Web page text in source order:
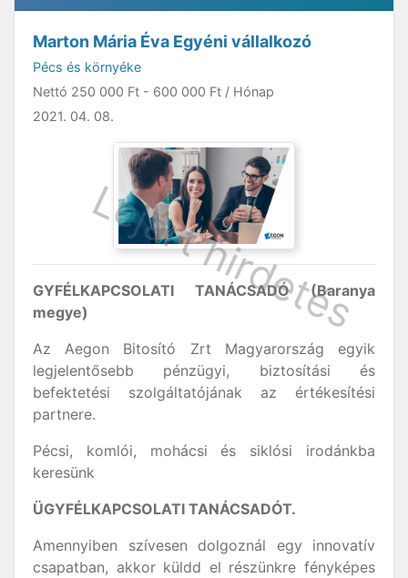
Marton Mária Éva Egyéni vállalkozó
Pécs és környéke
Nettó 250 000 Ft - 600 000 Ft / Hónap
2021. 04. 08.
GYFÉLKAPCSOLATI TANÁCSADÓ (Baranya
megye)
Az Aegon Bitosító Zrt Magyarország egyik
legjelentősebb pénzügyi, biztosítási és
befektetési szolgáltatójának az értékesítési
partnere.
Pécsi, komlói, mohácsi és siklósi irodánkba
keresünk
ÜGYFÉLKAPCSOLATI TANÁCSADÓT.
Amennyiben szívesen dolgoznál egy innovatív
csapatban, akkor küldd el részünkre fényképes